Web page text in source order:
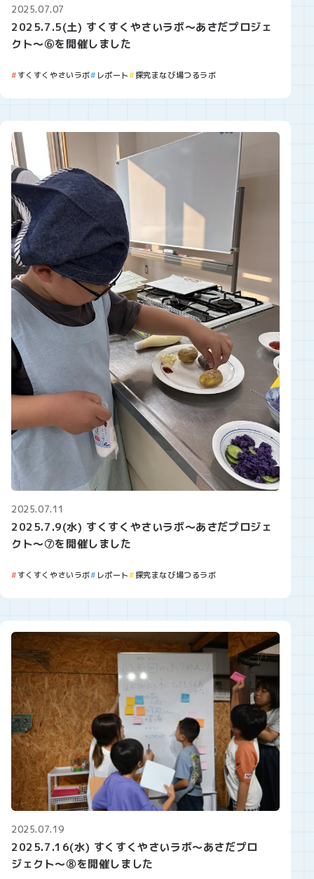
2025.07.07
2025.7.5(土) すくすくやさいラボ～あさだプロジェ
クト～⑥を開催しました
すくすくやさいラボ レポート 探究まなび場つるラボ
2025.07.11
2025.7.9(水) すくすくやさいラボ～あさだプロジェ
クト～⑦を開催しました
すくすくやさいラボ レポート 探究まなび場つるラボ
2025.07.19
2025.7.16(水) すくすくやさいラボ～あさだプロ
ジェクト～⑧を開催しました